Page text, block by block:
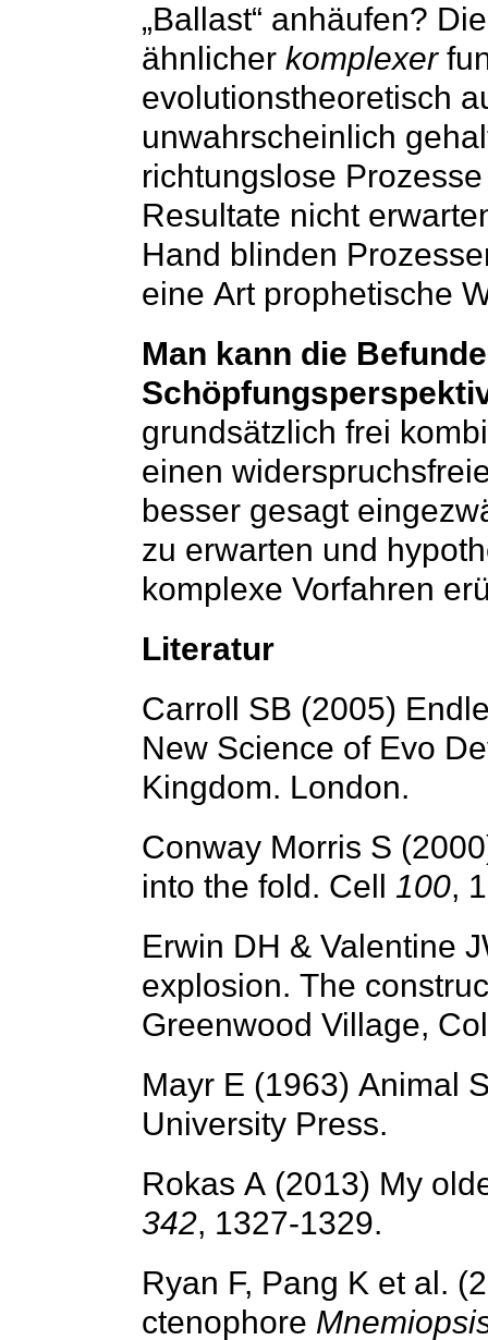
„Ballast“ anhäufen?
ähnlicher komplexer
evolutionstheoretisch
unwahrscheinlich
richtungslose
Resultate nicht
Hand blinden
eine Art prophetische
Man kann die
grundsätzlich frei
einen
besser gesagt
zu erwarten und
komplexe Vorfahren
Literatur
Carroll SB (2005)
New Science of Evo
Kingdom. London.
Conway Morris S
into the fold. Cell 100,
Erwin DH & Valentine
explosion. The
Greenwood Village,
Mayr E (1963) Animal
University Press.
342, 1327-1329.
Ryan F, Pang K et al.
ctenophore